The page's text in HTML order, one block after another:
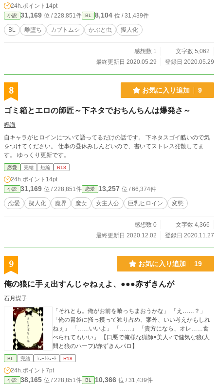
24h.ポイント 14pt
小説 31,169 位 / 228,851件 BL 8,104 位 / 31,439件
BL 雌堕ち カブトムシ かぶと虫 擬人化
感想数 1
文字数 5,062
最終更新日 2020.05.29
登録日 2020.05.29
8 お気に入り追加 9
ゴミ箱とエロの師匠～下ネタでおちんちんは爆発さ～
鳴海
自キャラがヒロインについて語ってるだけの話です。 下ネタスゴイ酷いので気
をつけてください。 仕事の昼休みしんどいので、書いてストレス発散してま
す。 ゆっくり更新です。
恋愛 完結 短編 R18
24h.ポイント 14pt
小説 31,169 位 / 228,851件 恋愛 13,257 位 / 66,374件
恋愛 擬人化 魔界 魔女 女主人公 巨乳ヒロイン 変態
感想数 0
文字数 4,366
最終更新日 2020.12.02
登録日 2020.11.27
9 お気に入り追加 19
俺の狼に手ぇ出すんじゃねぇよ、●●●赤ずきんが
石月煤子
「それとも。俺がお前を喰っちまおうかな」 「え……？」
「俺の胃袋に掻っ攫って独り占め、案外、いい考えかもしれ
ねぇ」 「……いいよ」 「……」 「貴方になら、オレ……食
べられてもいい」 【口悪で俺様な猟師×美人♂で健気な狼(人
間と狼のハーフ)/赤ずきんパロ】
BL 完結 ｼｮｰﾄｼｮｰﾄ R18
24h.ポイント 7pt
小説 38,165 位 / 228,851件 BL 10,366 位 / 31,439件